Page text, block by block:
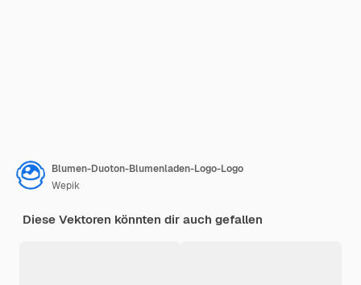
Blumen-Duoton-Blumenladen-Logo-Logo
Wepik
Diese Vektoren könnten dir auch gefallen